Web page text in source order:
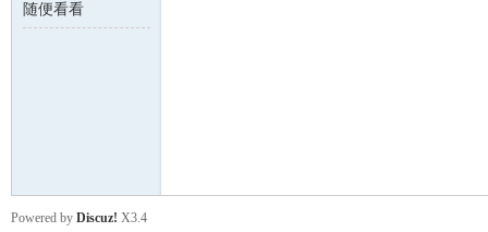
随便看看
Powered by Discuz! X3.4